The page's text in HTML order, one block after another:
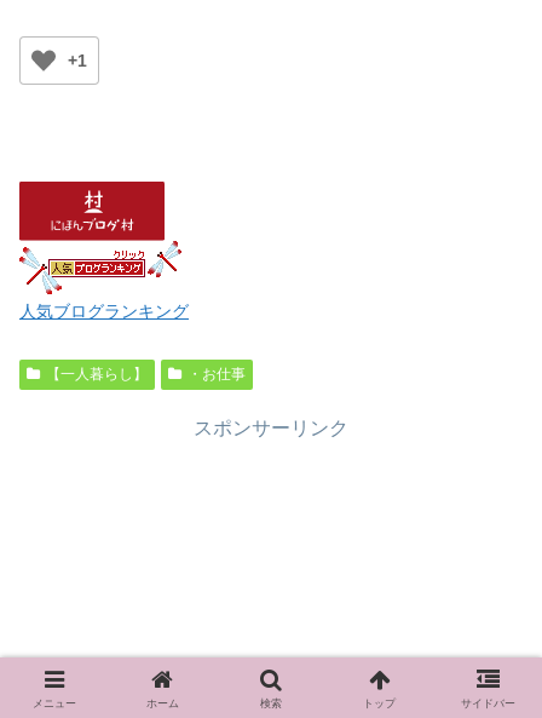
+1
人気ブログランキング
【一人暮らし】 ・お仕事
スポンサーリンク
メニュー ホーム 検索 トップ サイドバー